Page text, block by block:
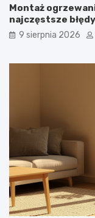
s
t
w
o
z
t
z
e
z
d
u
s
–
d
l
a
z
r
o
j
ą
m
i
e
Montaż
najczęstsze błędy
9 sierpnia 2026